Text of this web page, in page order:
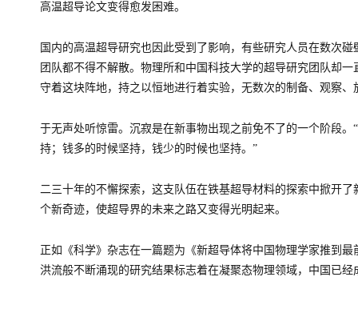
高温超导论文变得愈发困难。
国内的高温超导研究也因此受到了影响，有些研究人员在数次
团队都不得不解散。物理所和中国科技大学的超导研究团队却
守着这块阵地，持之以恒地进行着实验，无数次的制备、观察
于无声处听惊雷。沉寂是在新事物出现之前免不了的一个阶段。
持；钱多的时候坚持，钱少的时候也坚持。”
二三十年的不懈探索，这支队伍在铁基超导材料的探索中掀开
个新奇迹，使超导界的未来之路又变得光明起来。
正如《科学》杂志在一篇题为《新超导体将中国物理学家推到
洪流般不断涌现的研究结果标志着在凝聚态物理领域，中国已经